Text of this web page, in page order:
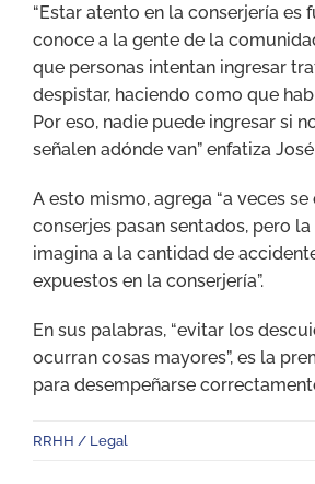
“Estar atento en la conserjería es
conoce a la gente de la
que personas intentan ingresar
despistar, haciendo como que
Por eso, nadie puede ingresar si
señalen adónde van” enfatiza
A esto mismo, agrega “a veces
conserjes pasan sentados, pero
imagina a la cantidad de
expuestos en la conserjería”.
En sus palabras, “evitar los
ocurran cosas mayores”, es la
para desempeñarse
RRHH / Legal